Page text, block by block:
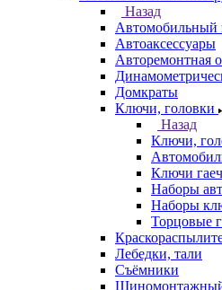
Назад
Автомобильный
Автоаксессуары
Авторемонтная
Домкраты
Ключи, головки
Назад
Ключи,
Ключи
Наборы
Наборы
Торцовые
Лебедки, тали
Съёмники